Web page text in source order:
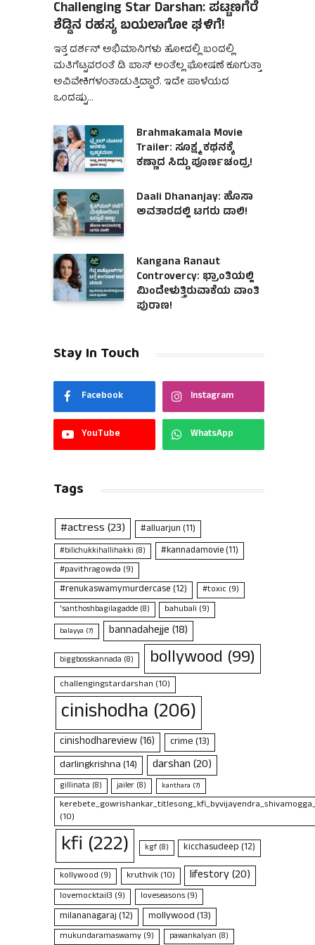
Challenging Star Darshan: ಪಟ್ಟಣಗೆರೆ
ಶೆಡ್ಡಿನ ರಹಸ್ಯ ಬಯಲಾಗೋ ಘಳಿಗೆ!
ಇತ್ತ ದರ್ಶನ್ ಅಭಿಮಾನಿಗಳು ಹೋದಲ್ಲಿ ಬಂದಲ್ಲಿ
ಮತಿಗೆಟ್ಟವರಂತೆ ಡಿ ಬಾಸ್ ಅಂತೆಲ್ಲ ಘೋಷಣೆ ಕೂಗುತ್ತಾ
ಅವಿವೇಕಿಗಳಂತಾಡುತ್ತಿದ್ದಾರೆ. ಇದೇ ಪಾಳೆಯದ
ಒಂದಷ್ಟು…
Brahmakamala Movie
Trailer: ಸೂಕ್ಷ್ಮ ಕಥನಕ್ಕೆ
ಕಣ್ಣಾದ ಸಿದ್ದು ಪೂರ್ಣಚಂದ್ರ!
Daali Dhananjay: ಹೊಸಾ
ಅವತಾರದಲ್ಲಿ ಟಗರು ಡಾಲಿ!
Kangana Ranaut
Controvercy: ಭ್ರಾಂತಿಯಲ್ಲಿ
ಮಿಂದೇಳುತ್ತಿರುವಾಕೆಯ ವಾಂತಿ
ಪುರಾಣ!
Stay In Touch
Facebook Instagram
YouTube WhatsApp
Tags
#actress(23) #alluarjun(11)
#bilichukkihallihakki (8) #kannadamovie(11)
#pavithragowda (9)
#renukaswamymurdercase(12) #toxic(9)
'santhoshbagilagadde (8) bahubali (9)
balayya (7) bannadahejje(18)
biggbosskannada (8) bollywood (99)
challengingstardarshan (10)
cinishodha (206)
cinishodhareview(16) crime(13)
darlingkrishna(14) darshan(20)
gillinata (8) jailer (8) kanthara (7)
(10)
kfi (222) kgf(8) kicchasudeep(12)
kollywood (9) kruthvik(10) lifestory(20)
lovemocktail3 (9) loveseasons(9)
milananagaraj(12) mollywood(13)
mukundaramaswamy (9) pawankalyan (8)